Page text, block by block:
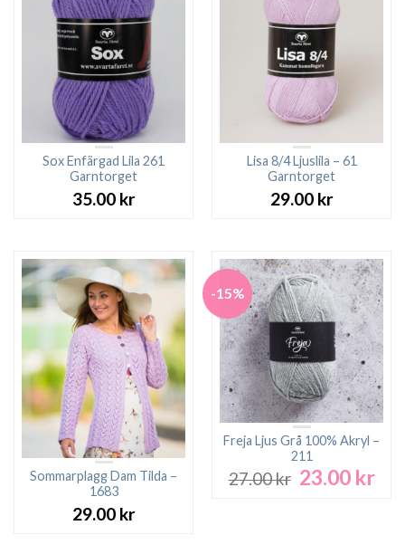
Sox Enfärgad Lila 261
Garntorget
35.00 kr
Lisa 8/4 Ljuslila – 61
Garntorget
29.00 kr
Sommarplagg Dam Tilda –
1683
29.00 kr
-15%
Freja Ljus Grå 100% Akryl –
211
27.00kr Det
23.00 krDet